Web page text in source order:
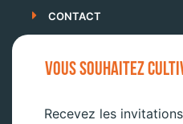
CONTACT
VOUS SOUHAITEZ
Recevez les